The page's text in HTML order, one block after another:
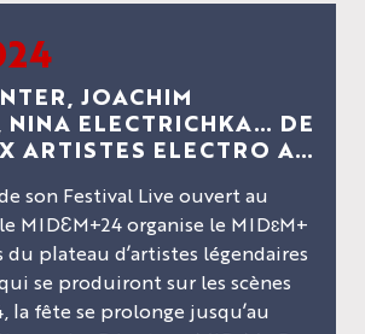
JOACHIM
NINA ELECTRICHKA… DE
ARTISTES ELECTRO A
son Festival Live ouvert au
MIDƐM+24 organise le MIDɛM+
du plateau d’artistes légendaires
se produiront sur les scènes
la fête se prolonge jusqu’au